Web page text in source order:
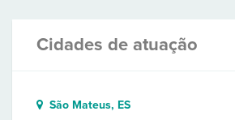
Cidades de atuação
São Mateus, ES